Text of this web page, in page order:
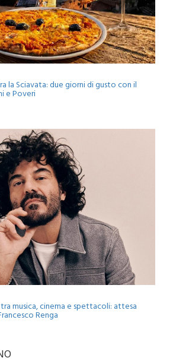
la Sciavata: due giorni di gusto con il
e Poveri
musica, cinema e spettacoli: attesa
Renga